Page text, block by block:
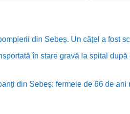
din Sebeș. Un cățel a fost
în stare gravă la spital
din Sebeș: fermeie de 66 de ani